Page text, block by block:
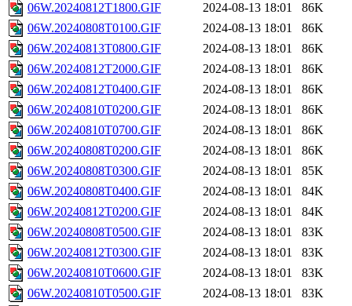
06W.20240812T1800.GIF
2024-08-13 18:01
86K
06W.20240808T0100.GIF
2024-08-13 18:01
86K
06W.20240813T0800.GIF
2024-08-13 18:01
86K
06W.20240812T2000.GIF
2024-08-13 18:01
86K
06W.20240812T0400.GIF
2024-08-13 18:01
86K
06W.20240810T0200.GIF
2024-08-13 18:01
86K
06W.20240810T0700.GIF
2024-08-13 18:01
86K
06W.20240808T0200.GIF
2024-08-13 18:01
86K
06W.20240808T0300.GIF
2024-08-13 18:01
85K
06W.20240808T0400.GIF
2024-08-13 18:01
84K
06W.20240812T0200.GIF
2024-08-13 18:01
84K
06W.20240808T0500.GIF
2024-08-13 18:01
83K
06W.20240812T0300.GIF
2024-08-13 18:01
83K
06W.20240810T0600.GIF
2024-08-13 18:01
83K
06W.20240810T0500.GIF
2024-08-13 18:01
83K